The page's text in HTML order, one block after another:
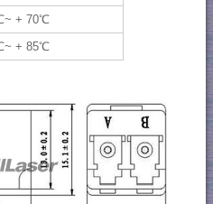
+ 70℃
+ 85℃